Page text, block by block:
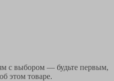
с выбором — будьте первым,
этом товаре.